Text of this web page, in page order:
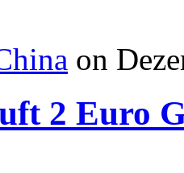
on
2 Euro